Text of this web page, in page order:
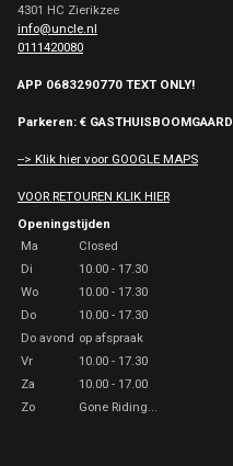
4301 HC Zierikzee
info@uncle.nl
0111420080
APP 0683290770 TEXT ONLY!
Parkeren: € GASTHUISBOOMGAARD
--> Klik hier voor GOOGLE MAPS
VOOR RETOUREN KLIK HIER
Openingstijden
Ma
Closed
Di
10.00 - 17.30
Wo
10.00 - 17.30
Do
10.00 - 17.30
Do avond op afspraak
Vr
10.00 - 17.30
Za
10.00 - 17.00
Zo
Gone Riding...